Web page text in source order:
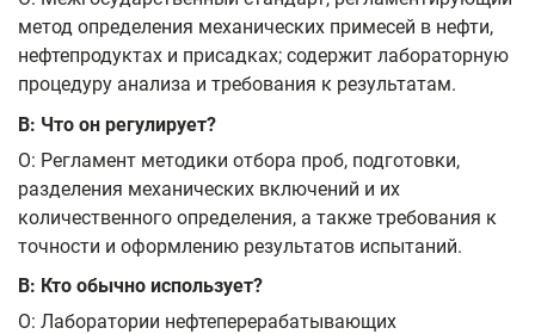
метод определения механических примесей в нефти,
нефтепродуктах и присадках; содержит лабораторную
процедуру анализа и требования к результатам.
В: Что он регулирует?
О: Регламент методики отбора проб, подготовки,
разделения механических включений и их
количественного определения, а также требования к
точности и оформлению результатов испытаний.
В: Кто обычно использует?
О: Лаборатории нефтеперерабатывающих